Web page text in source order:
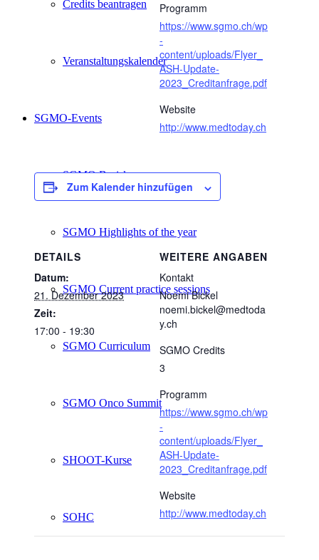
Credits beantragen
Veranstaltungskalender
SGMO-Events
SGMO Basiskurs
SGMO Highlights of the year
SGMO Current practice sessions
SGMO Curriculum
SGMO Onco Summit
SHOOT-Kurse
SOHC
Programm
https://www.sgmo.ch/wp
-
content/uploads/Flyer_
ASH-Update-
2023_Creditanfrage.pdf
Website
http://www.medtoday.ch
Zum Kalender hinzufügen
DETAILS
Datum:
21. Dezember 2023
Zeit:
17:00 - 19:30
WEITERE ANGABEN
Kontakt
Noemi Bickel
noemi.bickel@medtoda
y.ch
SGMO Credits
3
Programm
https://www.sgmo.ch/wp
-
content/uploads/Flyer_
ASH-Update-
2023_Creditanfrage.pdf
Website
http://www.medtoday.ch